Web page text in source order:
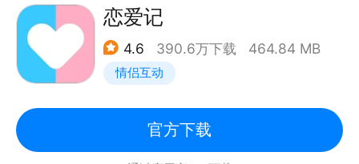
户互动，共同构建丰富有趣的智能体内容社区。
沉浸交互：多重交互方式，越交互越懂你，满足你对智
能体的应用需求
能够随着技术能力提升而不断缩小，语言模型丰富智能
体的人设性格记忆、声音模型让智能体更会说话、视觉
恋爱记
4.6 390.6万下载 464.84 MB
情侣互动
官方下载